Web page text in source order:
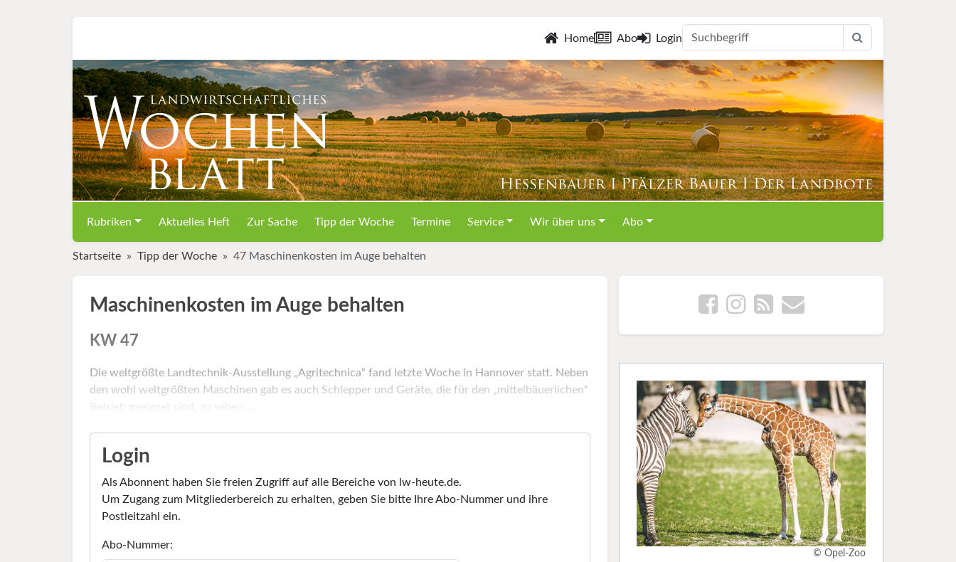
Home Abo Login
Rubriken Aktuelles Heft Zur Sache Tipp der Woche Termine Service Wir über uns Abo
Startseite Tipp der Woche 47 Maschinenkosten im Auge behalten
Maschinenkosten im Auge behalten
KW 47
Die weltgrößte Landtechnik-Ausstellung „Agritechnica“ fand letzte Woche in Hannover statt. Neben
den wohl weltgrößten Maschinen gab es auch Schlepper und Geräte, die für den „mittelbäuerlichen“
Betrieb geeignet sind, zu sehen. ...
Login
Als Abonnent haben Sie freien Zugriff auf alle Bereiche von lw-heute.de.
Um Zugang zum Mitgliederbereich zu erhalten, geben Sie bitte Ihre Abo-Nummer und ihre
Postleitzahl ein.
Abo-Nummer:
© Opel-Zoo